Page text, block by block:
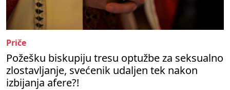
Priče
Požešku biskupiju tresu optužbe za seksualno
zlostavljanje, svećenik udaljen tek nakon
izbijanja afere?!